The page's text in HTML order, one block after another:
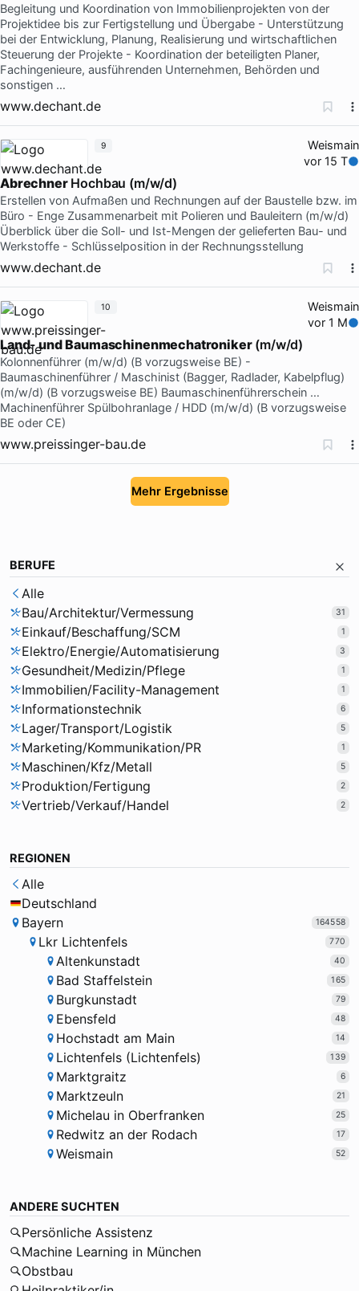
Begleitung und Koordination von Immobilienprojekten von der
Projektidee bis zur Fertigstellung und Übergabe - Unterstützung
bei der Entwicklung, Planung, Realisierung und wirtschaftlichen
Steuerung der Projekte - Koordination der beteiligten Planer,
Fachingenieure, ausführenden Unternehmen, Behörden und
sonstigen …
www.dechant.de
Weismain
vor 15 T
AbrechnerHochbau (m/w/d)
Erstellen von Aufmaßen und Rechnungen auf der Baustelle bzw. im
Büro - Enge Zusammenarbeit mit Polieren und Bauleitern (m/w/d)
Überblick über die Soll- und Ist-Mengen der gelieferten Bau- und
Werkstoffe - Schlüsselposition in der Rechnungsstellung
www.dechant.de
9
Weismain
vor 1 M
Land-undBaumaschinenmechatroniker(m/w/d)
Kolonnenführer (m/w/d) (B vorzugsweise BE) -
Baumaschinenführer / Maschinist (Bagger, Radlader, Kabelpflug)
(m/w/d) (B vorzugsweise BE) Baumaschinenführerschein …
Machinenführer Spülbohranlage / HDD (m/w/d) (B vorzugsweise
BE oder CE)
www.preissinger-bau.de
10
Mehr Ergebnisse
BERUFE
Alle
Bau/Architektur/Vermessung
31
Einkauf/Beschaffung/SCM 1
Elektro/Energie/Automatisierung 3
Gesundheit/Medizin/Pflege 1
Immobilien/Facility-Management 1
Informationstechnik 6
Lager/Transport/Logistik 5
Marketing/Kommunikation/PR 1
Maschinen/Kfz/Metall 5
Produktion/Fertigung 2
Vertrieb/Verkauf/Handel 2
REGIONEN
Alle
Deutschland
Bayern
164558
Lkr Lichtenfels 770
Altenkunstadt 40
Bad Staffelstein 165
Burgkunstadt 79
Ebensfeld 48
Hochstadt am Main 14
Lichtenfels (Lichtenfels) 139
Marktgraitz 6
Marktzeuln 21
Michelau in Oberfranken 25
Redwitz an der Rodach 17
Weismain 52
ANDERE SUCHTEN
Persönliche Assistenz
Machine Learning in München
Obstbau